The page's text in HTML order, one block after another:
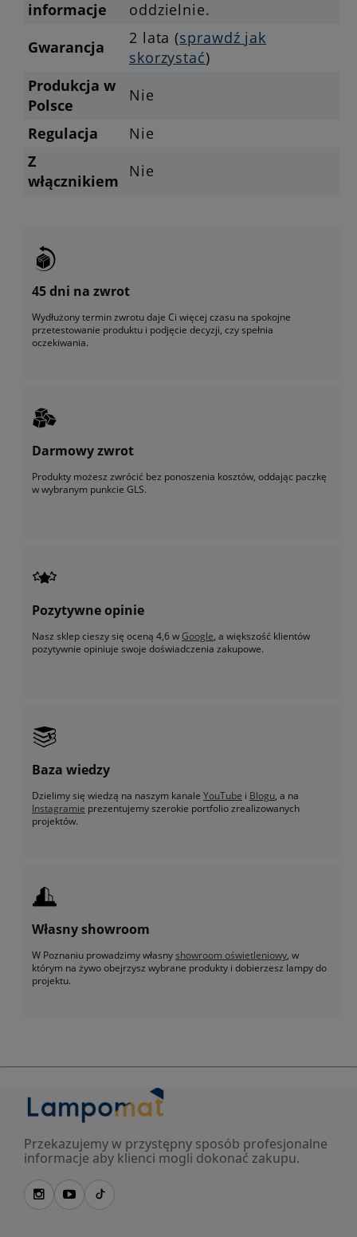
informacje
oddzielnie.
Gwarancja
2 lata (sprawdź jak
skorzystać)
Produkcja w
Polsce
Nie
Regulacja
Nie
Z
włącznikiem
Nie
45 dni na zwrot
Wydłużony termin zwrotu daje Ci więcej czasu na spokojne
przetestowanie produktu i podjęcie decyzji, czy spełnia
oczekiwania.
Darmowy zwrot
Produkty możesz zwrócić bez ponoszenia kosztów, oddając paczkę
w wybranym punkcie GLS.
Pozytywne opinie
Nasz sklep cieszy się oceną 4,6 wGoogle, a większość klientów
pozytywnie opiniuje swoje doświadczenia zakupowe.
Baza wiedzy
Dzielimy się wiedzą na naszym kanale YouTube i Blogu, a na
Instagramie prezentujemy szerokie portfolio zrealizowanych
projektów.
Własny showroom
W Poznaniu prowadzimy własnyshowroom oświetleniowy, w
którym na żywo obejrzysz wybrane produkty i dobierzesz lampy do
projektu.
Przekazujemy w przystępny sposób profesjonalne
informacje aby klienci mogli dokonać zakupu.